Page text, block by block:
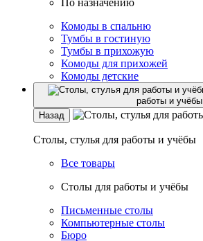
По назначению
Комоды в спальню
Тумбы в гостиную
Тумбы в прихожую
Комоды для прихожей
Комоды детские
работы и учёбы
Назад
Столы, стулья для работы и учёбы
Все товары
Столы для работы и учёбы
Письменные столы
Компьютерные столы
Бюро